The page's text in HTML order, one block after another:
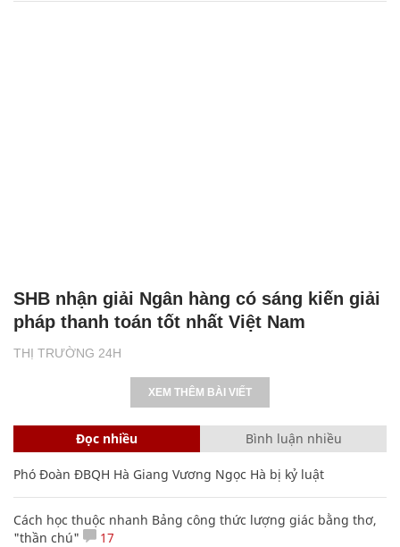
THỊ TRƯỜNG 24H
SHB nhận giải Ngân hàng có sáng kiến giải
pháp thanh toán tốt nhất Việt Nam
XEM THÊM BÀI VIẾT
Đọc nhiều Bình luận nhiều
Phó Đoàn ĐBQH Hà Giang Vương Ngọc Hà bị kỷ luật
Cách học thuộc nhanh Bảng công thức lượng giác bằng thơ,
"thần chú"
17